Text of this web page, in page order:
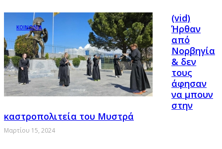
ΚΟΙΝΩΝΙΑ
(vid)
Ήρθαν
από
Νορβηγία
& δεν
τους
άφησαν
να μπουν
στην
καστροπολιτεία του Μυστρά
Μαρτίου 15, 2024